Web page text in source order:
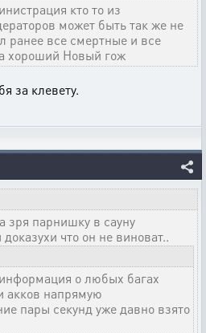
кто то из
может быть так же не
ранее все смертные и все
хороший Новый гож
за клевету.
зря парнишку в сауну
что он не виноват..
о любых багах
акков напрямую
пары секунд уже давно взято